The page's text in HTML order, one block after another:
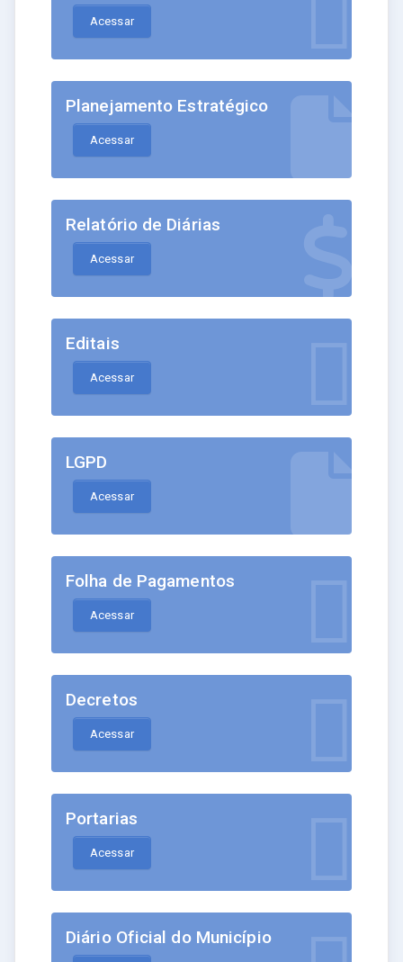
Acessar
Planejamento Estratégico
Acessar
Relatório de Diárias
Acessar
Editais
Acessar
LGPD
Acessar
Folha de Pagamentos
Acessar
Decretos
Acessar
Portarias
Acessar
Diário Oficial do Município